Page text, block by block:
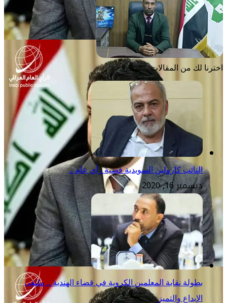
اخترنا لك من المقالات
النائب كارولين السويدية قضية رأي عام ..
ديسمبر 16, 2020
بطولة نقابة المعلمين الكروية في قضاء الهندية .. ملتقى
الإبداع والتميز